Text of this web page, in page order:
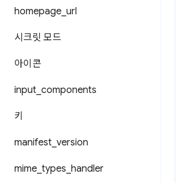
homepage url
시크릿 모드
아이콘
input components
키
manifest version
mime types handler